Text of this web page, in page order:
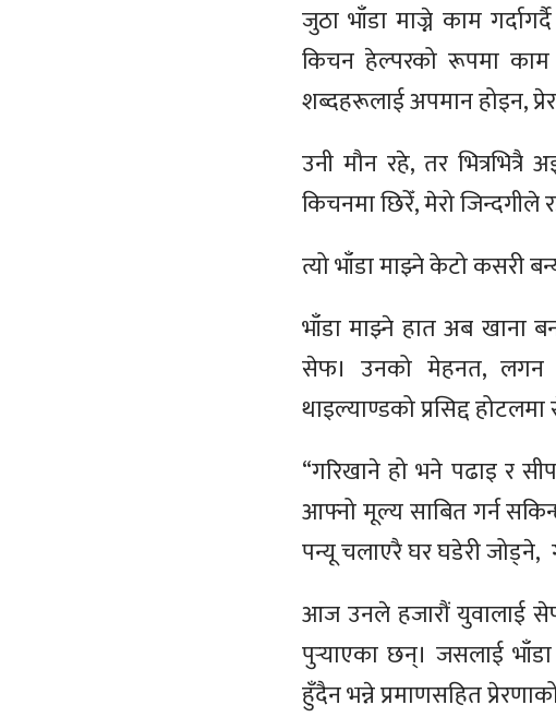
जुठा भाँडा माज्ने काम
किचन हेल्परको रूपमा
शब्दहरूलाई अपमान होइन,
उनी मौन रहे, तर
किचनमा छिरेँ, मेरो जिन्दगीले
त्यो भाँडा माझ्ने केटो कसरी
भाँडा माझ्ने हात अब खाना
सेफ। उनको मेहनत, लगन र
थाइल्याण्डको प्रसिद्द
“गरिखाने हो भने पढाइ र
आफ्नो मूल्य साबित गर्न
पन्यू चलाएरै घर घडेरी
आज उनले हजारौं युवालाई सेफ
पुर्‍याएका छन्। जसलाई
हुँदैन भन्ने प्रमाणसहित